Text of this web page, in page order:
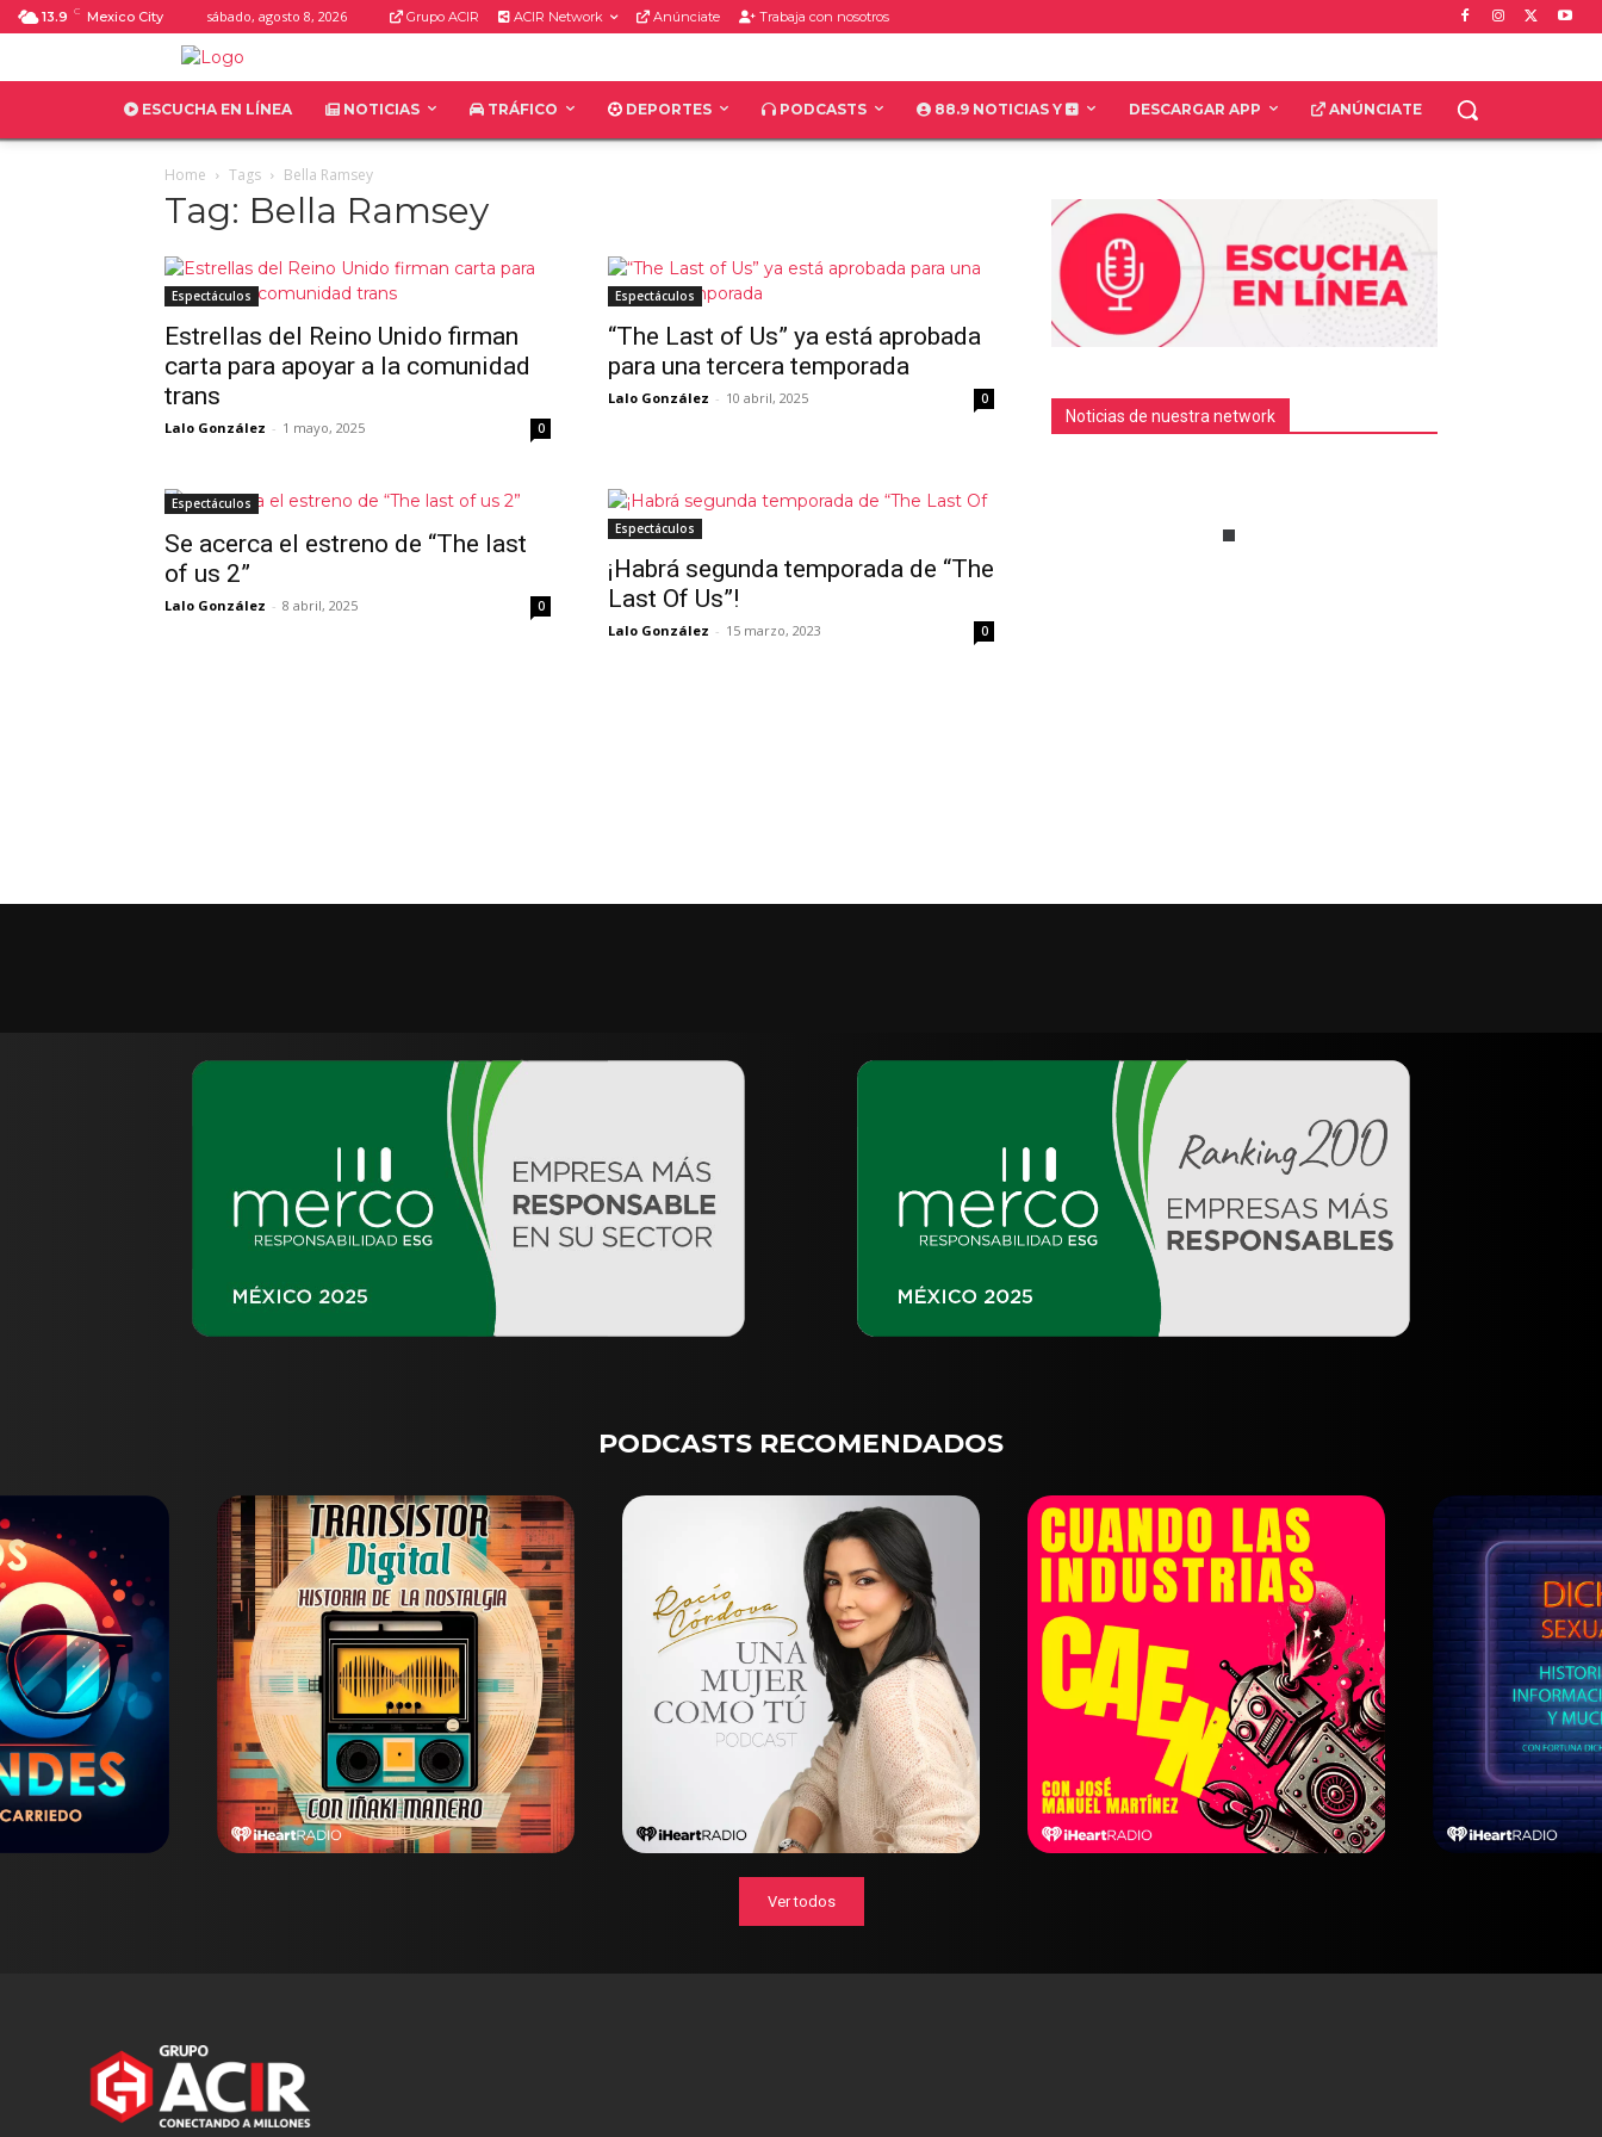
13.9 C Mexico City sábado, agosto 8, 2026 Grupo ACIR ACIR Network Anúnciate Trabaja con nosotros
ESCUCHA EN LÍNEA NOTICIAS TRÁFICO DEPORTES PODCASTS 88.9 NOTICIAS Y DESCARGAR APP ANÚNCIATE
Home Tags Bella Ramsey
Tag: Bella Ramsey
Espectáculos
Estrellas del Reino Unido firman
carta para apoyar a la comunidad
trans
Lalo González - 1 mayo, 2025 0
Espectáculos
“The Last of Us” ya está aprobada
para una tercera temporada
Lalo González - 10 abril, 2025 0
Espectáculos
Se acerca el estreno de “The last
of us 2”
Lalo González - 8 abril, 2025 0
Espectáculos
¡Habrá segunda temporada de “The
Last Of Us”!
Lalo González - 15 marzo, 2023 0
Noticias de nuestra network
PODCASTS RECOMENDADOS
Ver todos